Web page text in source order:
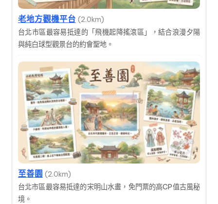
老地方觀機平台 (2.0km)
台北市區最容易抵達的「飛機起降搖滾區」，結合浪漫夕陽
與純白球型觀景台的約會聖地。
至善園 (2.0km)
台北市區最容易抵達的宋明山水畫，免門票的高CP值古風秘
境。